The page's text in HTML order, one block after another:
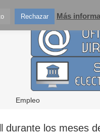
Empleo
durante los meses
Rechazar Más